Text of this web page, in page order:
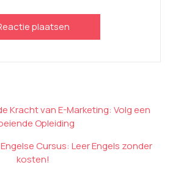
Kracht van E-Marketing: Volg een
Opleiding
Cursus: Leer Engels zonder
kosten!